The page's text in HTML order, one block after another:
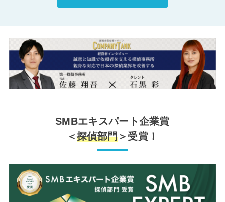
SMBエキスパート企業賞
＜探偵部門 ＞受賞！